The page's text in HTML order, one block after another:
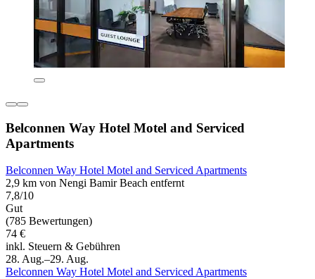
Belconnen Way Hotel Motel and Serviced
Apartments
Belconnen Way Hotel Motel and Serviced Apartments
2,9 km von Nengi Bamir Beach entfernt
7,8/10
Gut
(785 Bewertungen)
74 €
inkl. Steuern & Gebühren
28. Aug.–29. Aug.
Belconnen Way Hotel Motel and Serviced Apartments